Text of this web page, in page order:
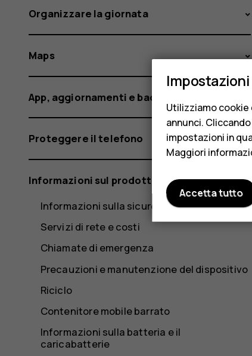
Organizzare la giornata
Maps
App, aggiornamenti e backup
Proteggere il telefono
Informazioni sul prodotto e la sicurezza
Informazioni sulla sicurezza
Servizi di rete e costi
Chiamate di emergenza
Precauzioni e manutenzione del dispositivo
Riciclo
Contenitore mobile barrato
Informazioni sulla batteria e il
caricabatterie
Utilizziamo cookie
annunci.
impostazioni in
Maggiori
Accetta tutto